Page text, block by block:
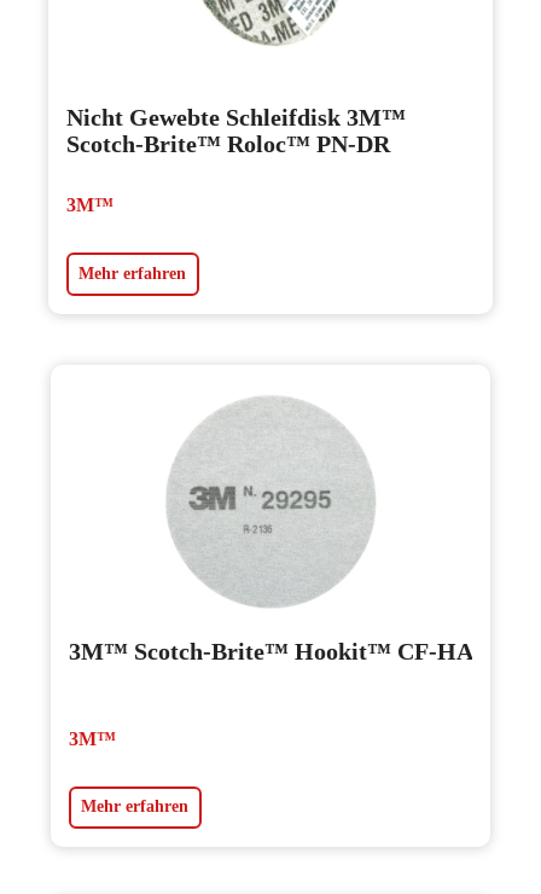
Nicht Gewebte Schleifdisk 3M™
Scotch-Brite™ Roloc™ PN-DR
3M™
Mehr erfahren
3M™ Scotch-Brite™ Hookit™ CF-HA
3M™
Mehr erfahren